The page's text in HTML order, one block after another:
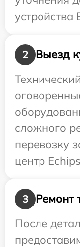
устройства
2
Выезд
сложного
перевозку
центр
3
Ремонт
После